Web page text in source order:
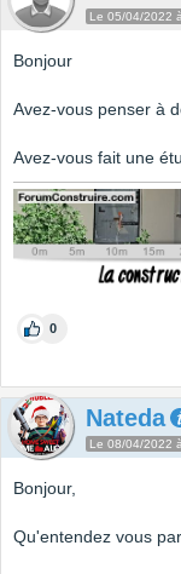
Le 05/04/2022
Bonjour
Avez-vous penser à
Avez-vous fait une
0
Nateda
Le 08/04/2022
Bonjour,
Qu'entendez vous